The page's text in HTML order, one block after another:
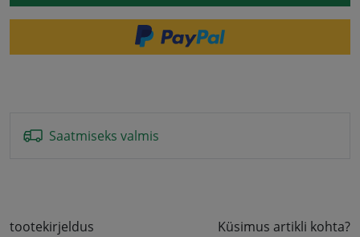
Saatmiseks valmis
tootekirjeldus Küsimus artikli kohta?